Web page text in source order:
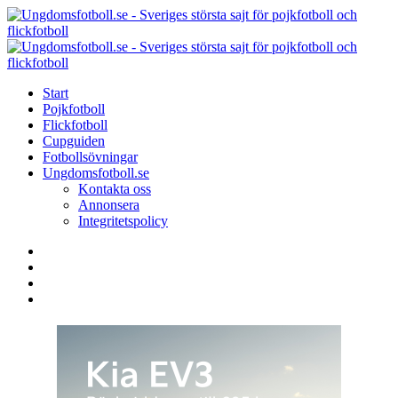
Menu
Search
Menu
Start
Pojkfotboll
Flickfotboll
Cupguiden
Fotbollsövningar
Ungdomsfotboll.se
Kontakta oss
Annonsera
Integritetspolicy